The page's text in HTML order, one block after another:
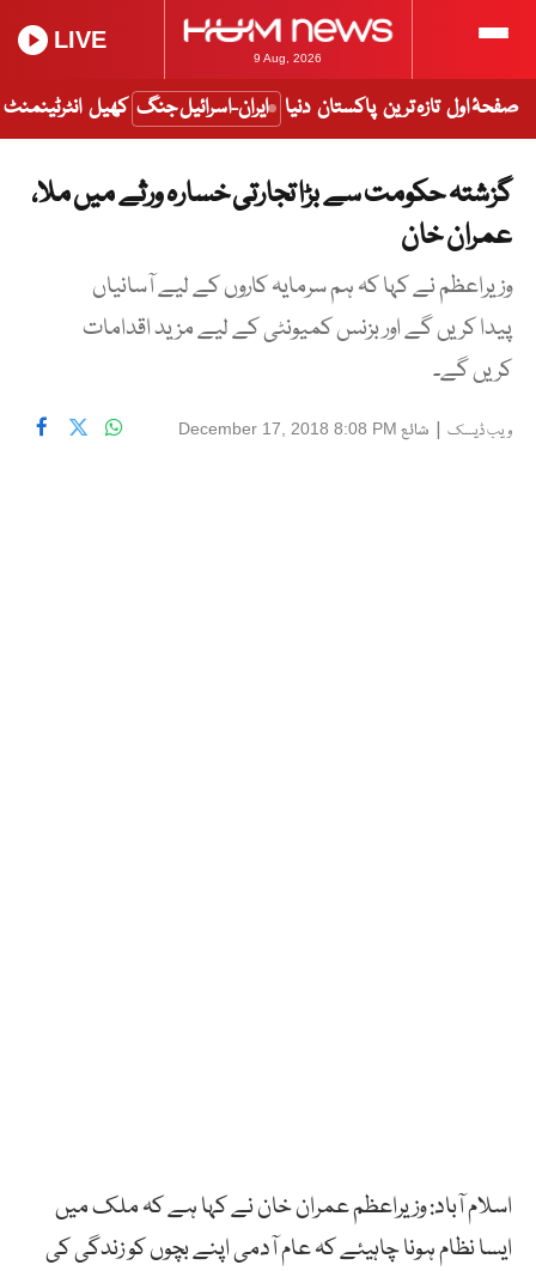
9 Aug, 2026
LIVE
صفحۂ اول تازہ ترین پاکستان دنیا ایران-اسرائیل جنگ کھیل انٹرٹینمنٹ
گزشتہ حکومت سے بڑا تجارتی خسارہ ورثے میں ملا،
عمران خان
وزیراعظم نے کہا کہ ہم سرمایہ کاروں کے لیے آسانیاں
پیدا کریں گے اور بزنس کمیونٹی کے لیے مزید اقدامات
کریں گے۔
ویب ڈیسک | شائع December 17, 2018 8:08 PM
اسلام آباد: وزیراعظم عمران خان نے کہا ہے کہ ملک میں
ایسا نظام ہونا چاہیئے کہ عام آدمی اپنے بچوں کو زندگی کی